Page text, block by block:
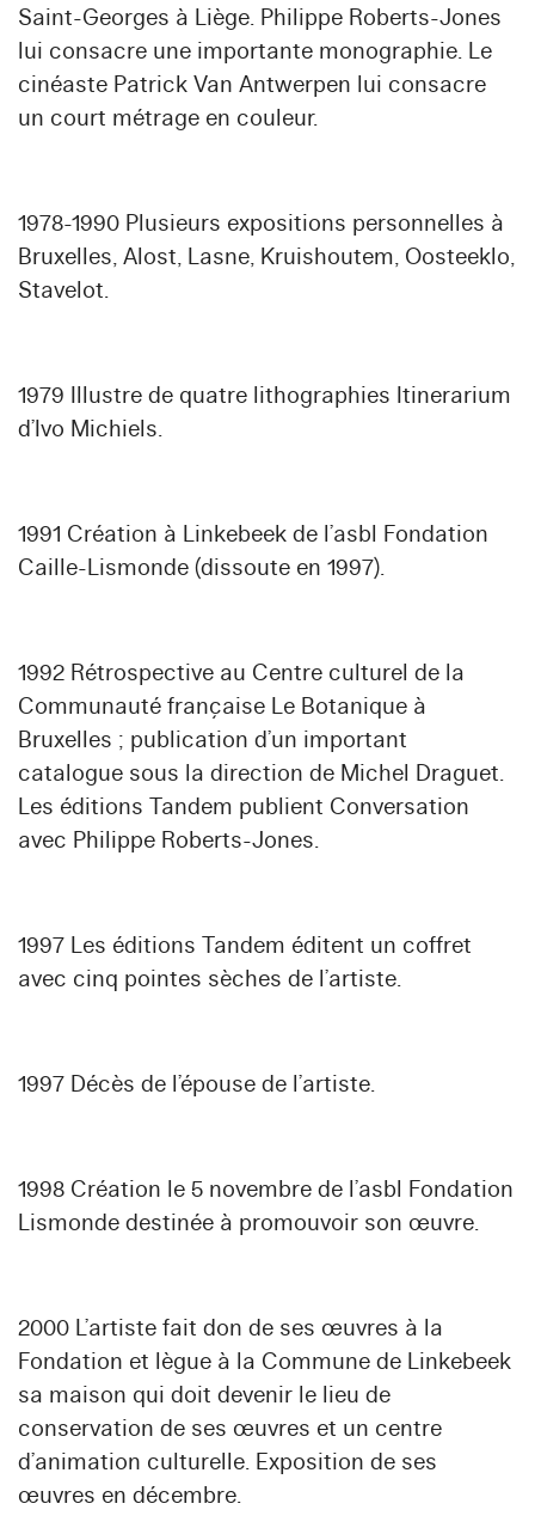
Saint-Georges à Liège. Philippe Roberts-Jones
lui consacre une importante monographie. Le
cinéaste Patrick Van Antwerpen lui consacre
un court métrage en couleur.
1978-1990 Plusieurs expositions personnelles à
Bruxelles, Alost, Lasne, Kruishoutem, Oosteeklo,
Stavelot.
1979 Illustre de quatre lithographies Itinerarium
d’Ivo Michiels.
1991 Création à Linkebeek de l’asbl Fondation
Caille-Lismonde (dissoute en 1997).
1992 Rétrospective au Centre culturel de la
Communauté française Le Botanique à
Bruxelles ; publication d’un important
catalogue sous la direction de Michel Draguet.
Les éditions Tandem publient Conversation
avec Philippe Roberts-Jones.
1997 Les éditions Tandem éditent un coffret
avec cinq pointes sèches de l’artiste.
1997 Décès de l’épouse de l’artiste.
1998 Création le 5 novembre de l’asbl Fondation
Lismonde destinée à promouvoir son œuvre.
2000 L’artiste fait don de ses œuvres à la
Fondation et lègue à la Commune de Linkebeek
sa maison qui doit devenir le lieu de
conservation de ses œuvres et un centre
d’animation culturelle. Exposition de ses
œuvres en décembre.